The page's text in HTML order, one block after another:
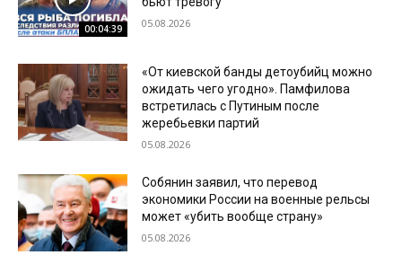
00:04:39 05.08.2026
«От киевской банды детоубийц можно
ожидать чего угодно». Памфилова
встретилась с Путиным после
жеребьевки партий
05.08.2026
Собянин заявил, что перевод
экономики России на военные рельсы
может «убить вообще страну»
05.08.2026